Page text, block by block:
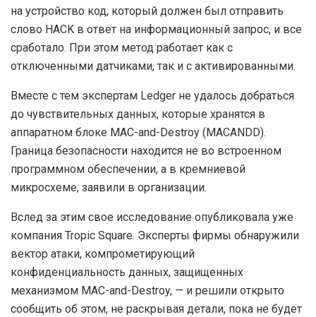
на устройство код, который должен был отправить
слово HACK в ответ на информационный запрос, и все
сработало. При этом метод работает как с
отключенными датчиками, так и с активированными.
Вместе с тем экспертам Ledger не удалось добраться
до чувствительных данных, которые хранятся в
аппаратном блоке MAC-and-Destroy (MACANDD).
Граница безопасности находится не во встроенном
программном обеспечении, а в кремниевой
микросхеме, заявили в организации.
Вслед за этим свое исследование опубликовала уже
компания Tropic Square. Эксперты фирмы обнаружили
вектор атаки, компрометирующий
конфиденциальность данных, защищенных
механизмом MAC-and-Destroy, — и решили открыто
сообщить об этом, не раскрывая детали, пока не будет